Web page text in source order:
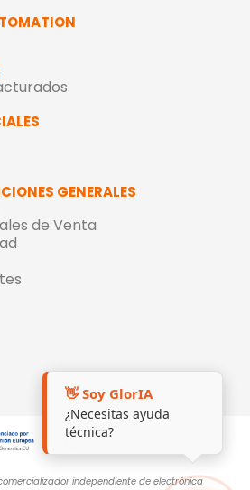
GENERALES
de Venta
👋 Soy GlorIA
¿Necesitas ayuda
técnica?
independiente de electrónica